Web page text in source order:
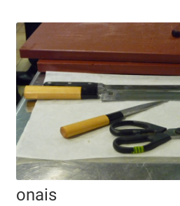
Questions / Réponses
Questions-Réponses?
Revendeurs
Revue de presse
Thank you for booking
onais